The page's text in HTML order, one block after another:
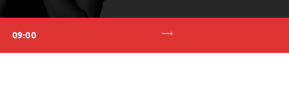
09:00 trending_flat